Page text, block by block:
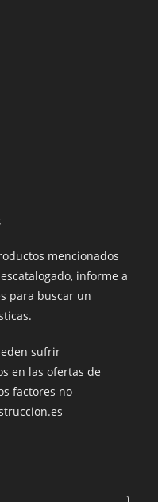
mencionados
informe a
para buscar un
sufrir
en las ofertas de
factores no